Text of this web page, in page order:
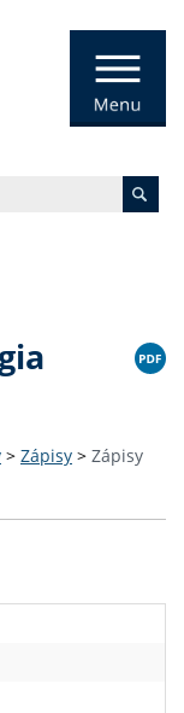
> Zápisy > Zápisy